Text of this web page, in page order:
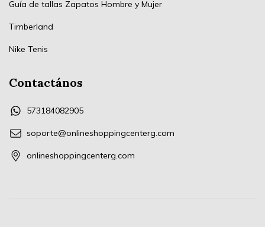
Guía de tallas Zapatos Hombre y Mujer
Timberland
Nike Tenis
Contactános
573184082905
soporte@onlineshoppingcenterg.com
onlineshoppingcenterg.com